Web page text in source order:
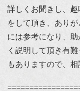
詳しくお聞きし、
をして頂き、あり
には参考になり、
く説明して頂き有
もありますので、